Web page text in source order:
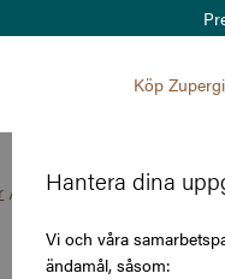
Hantera dina
Vi och våra
ändamål, såsom:
Köp
/ Indiska